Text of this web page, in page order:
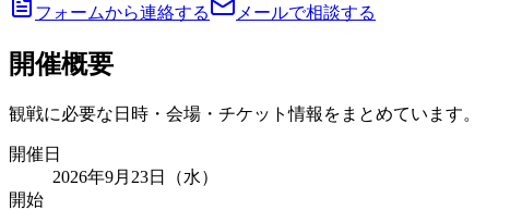
フォームから連絡する メールで相談する
開催概要
観戦に必要な日時・会場・チケット情報をまとめています。
開催日
2026年9月23日（水）
開始